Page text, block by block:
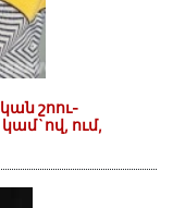
շոու-
կամ`ով, ում,